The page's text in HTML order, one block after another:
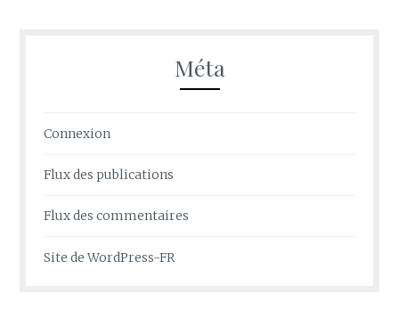
Méta
Connexion
Flux des publications
Flux des commentaires
Site de WordPress-FR